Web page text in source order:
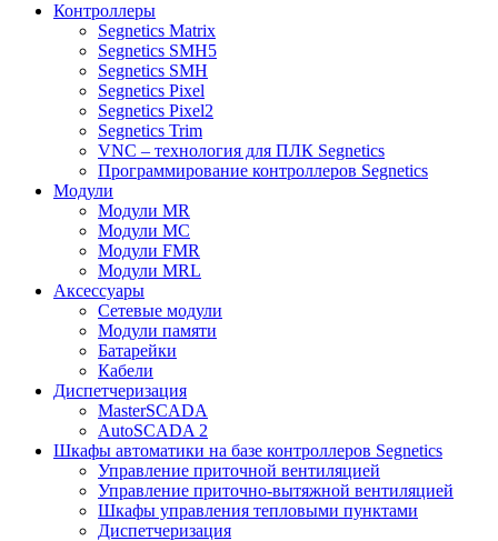
Контроллеры
Segnetics Matrix
Segnetics SMH5
Segnetics SMH
Segnetics Pixel
Segnetics Pixel2
Segnetics Trim
VNC – технология для ПЛК Segnetics
Программирование контроллеров Segnetics
Модули
Модули MR
Модули MC
Модули FMR
Модули MRL
Аксеcсуары
Сетевые модули
Модули памяти
Батарейки
Кабели
Диспетчеризация
MasterSCADA
AutoSCADA 2
Шкафы автоматики на базе контроллеров Segnetics
Управление приточной вентиляцией
Управление приточно-вытяжной вентиляцией
Шкафы управления тепловыми пунктами
Диспетчеризация